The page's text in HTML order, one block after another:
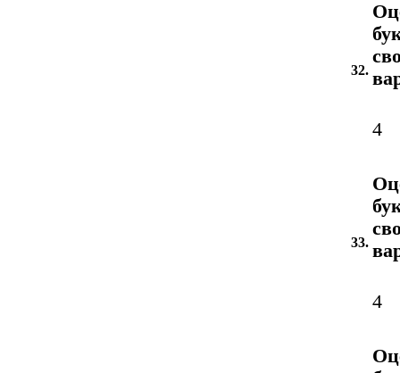
32.
4
33.
4